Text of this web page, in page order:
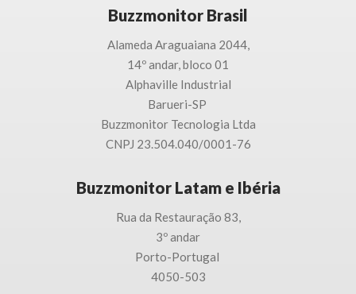
Buzzmonitor Brasil
Alameda Araguaiana 2044,
14º andar, bloco 01
Alphaville Industrial
Barueri-SP
Buzzmonitor Tecnologia Ltda
CNPJ 23.504.040/0001-76
Buzzmonitor Latam e Ibéria
Rua da Restauração 83,
3º andar
Porto-Portugal
4050-503